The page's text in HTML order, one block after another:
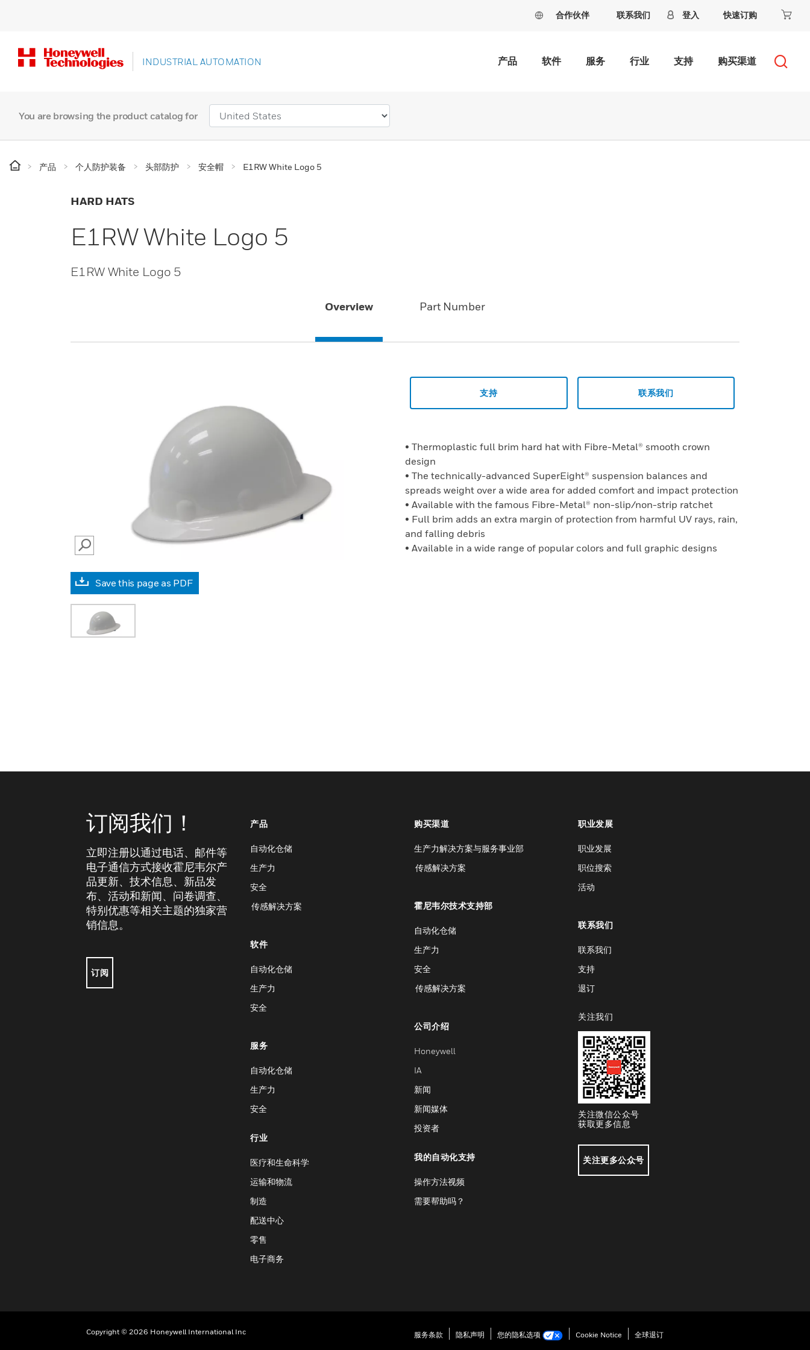
合作伙伴 联系我们 登入 快速订购
INDUSTRIAL AUTOMATION 产品 软件 服务 行业 支持 购买渠道
You are browsing the product catalog for
产品 个人防护装备 头部防护 安全帽 E1RW White Logo 5
HARD HATS
E1RW White Logo 5
E1RW White Logo 5
Overview Part Number
SEARCH
Save this page as PDF
支持 联系我们
• Thermoplastic full brim hard hat with Fibre-Metal® smooth crown
design
• The technically-advanced SuperEight® suspension balances and
spreads weight over a wide area for added comfort and impact protection
• Available with the famous Fibre-Metal® non-slip/non-strip ratchet
• Full brim adds an extra margin of protection from harmful UV rays, rain,
and falling debris
• Available in a wide range of popular colors and full graphic designs
订阅我们！
立即注册以通过电话、邮件等
电子通信方式接收霍尼韦尔产
品更新、技术信息、新品发
布、活动和新闻、问卷调查、
特别优惠等相关主题的独家营
销信息。
订阅
产品
自动化仓储
生产力
安全
传感解决方案
软件
自动化仓储
生产力
安全
服务
自动化仓储
生产力
安全
行业
医疗和生命科学
运输和物流
制造
配送中心
零售
电子商务
购买渠道
生产力解决方案与服务事业部
传感解决方案
霍尼韦尔技术支持部
自动化仓储
生产力
安全
传感解决方案
公司介绍
Honeywell
IA
新闻
新闻媒体
投资者
我的自动化支持
操作方法视频
需要帮助吗？
职业发展
职业发展
职位搜索
活动
联系我们
联系我们
支持
退订
关注我们
关注微信公众号
获取更多信息
关注更多公众号
Copyright © 2026 Honeywell International Inc 服务条款 隐私声明 您的隐私选项 Cookie Notice 全球退订